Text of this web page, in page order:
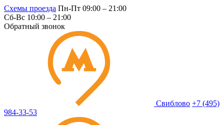
Схемы проезда Пн-Пт 09:00 – 21:00
Сб-Вс 10:00 – 21:00
Обратный звонок
Свиблово +7 (495)
984-33-53